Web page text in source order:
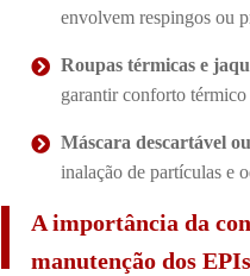
envolvem respingos ou
Roupas térmicas e
garantir conforto
Máscara descartável
inalação de partículas e
A importância da
manutenção dos EPIs